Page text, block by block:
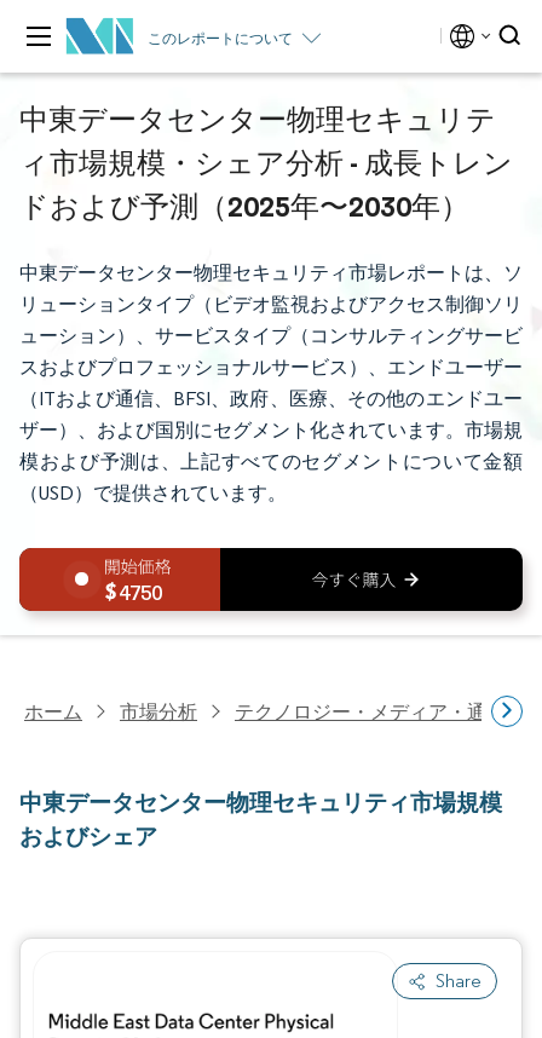
このレポートについて
中東データセンター物理セキュリテ
ィ市場規模・シェア分析 - 成長トレン
ドおよび予測（2025年〜2030年）
中東データセンター物理セキュリティ市場レポートは、ソ
リューションタイプ（ビデオ監視およびアクセス制御ソリ
ューション）、サービスタイプ（コンサルティングサービ
スおよびプロフェッショナルサービス）、エンドユーザー
（ITおよび通信、BFSI、政府、医療、その他のエンドユー
ザー）、および国別にセグメント化されています。市場規
模および予測は、上記すべてのセグメントについて金額
（USD）で提供されています。
4750
ホーム 市場分析 テクノロジー・メディア・通信研
中東データセンター物理セキュリティ市場規模
およびシェア
Share